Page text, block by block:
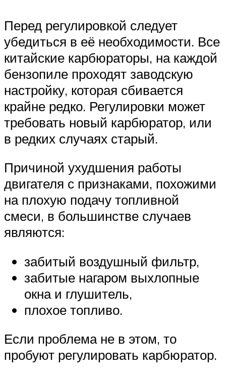
Перед регулировкой следует
убедиться в её необходимости. Все
китайские карбюраторы, на каждой
бензопиле проходят заводскую
настройку, которая сбивается
крайне редко. Регулировки может
требовать новый карбюратор, или
в редких случаях старый.
Причиной ухудшения работы
двигателя с признаками, похожими
на плохую подачу топливной
смеси, в большинстве случаев
являются:
забитый воздушный фильтр,
забитые нагаром выхлопные
окна и глушитель,
плохое топливо.
Если проблема не в этом, то
пробуют регулировать карбюратор.